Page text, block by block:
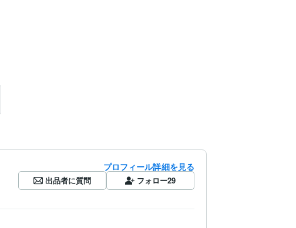
プロフィール詳細を見る
出品者に質問 フォロー29